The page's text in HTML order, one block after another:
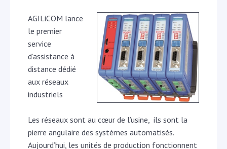
AGILiCOM lance
le premier
service
d’assistance à
distance dédié
aux réseaux
industriels
Les réseaux sont au cœur de l’usine, ils sont la
pierre angulaire des systèmes automatisés.
Aujourd’hui, les unités de production fonctionnent